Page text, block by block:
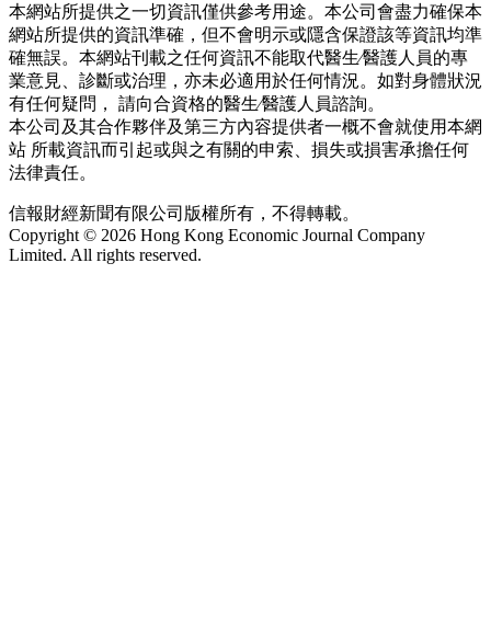
本網站所提供之一切資訊僅供參考用途。本公司會盡力確保本
網站所提供的資訊準確，但不會明示或隱含保證該等資訊均準
確無誤。本網站刊載之任何資訊不能取代醫生∕醫護人員的專
業意見、診斷或治理，亦未必適用於任何情況。如對身體狀況
有任何疑問， 請向合資格的醫生∕醫護人員諮詢。
本公司及其合作夥伴及第三方內容提供者一概不會就使用本網
站 所載資訊而引起或與之有關的申索、損失或損害承擔任何
法律責任。
信報財經新聞有限公司版權所有，不得轉載。
Copyright © 2026 Hong Kong Economic Journal Company
Limited. All rights reserved.